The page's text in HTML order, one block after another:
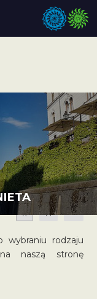
A A A
wybraniu rodzaju
naszą stronę